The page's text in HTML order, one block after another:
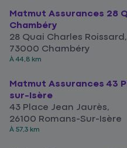
Matmut Assurances 28
Chambéry
28 Quai Charles Roissard,
73000 Chambéry
À 44,8 km
Matmut Assurances 43
sur-Isère
43 Place Jean Jaurès,
26100 Romans-Sur-Isère
À 57,3 km